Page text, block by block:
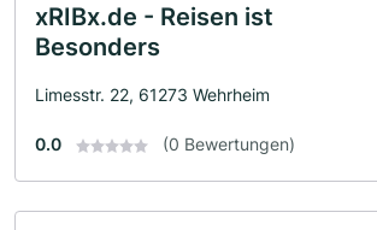
xRIBx.de - Reisen ist
Besonders
Limesstr. 22, 61273 Wehrheim
0.0 (0 Bewertungen)